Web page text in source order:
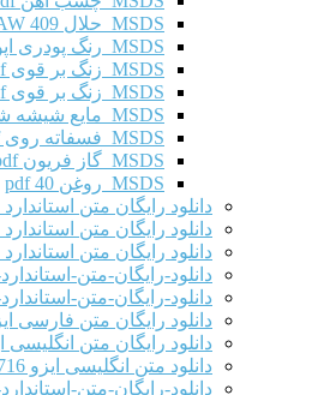
MSDS حلال AW 409 (چسب) pdf
MSDS رنگ پودری اپوکسی pdf
MSDS زنگ بر قوی CD364 pdf
MSDS زنگ بر قوی CD389 pdf
MSDS مایع شیشه شوی pdf
MSDS فسفاته روی pdf
MSDS گاز فریون pdf
MSDS روغن 40 pdf
دانلود رایگان متن استاندارد ایزو ۹۰۰۱
دانلود رایگان متن استاندارد ایزو
دانلود رایگان متن استاندارد ایزو
دانلود-رایگان-متن-استاندارد-
دانلود-رایگان-متن-استاندارد-
دانلود رایگان متن فارسی ایزو
دانلود رایگان متن انگلیسی ایزو
دانلود متن انگلیسی ایزو 22716
دانلود-رایگان-متن-استاندارد-